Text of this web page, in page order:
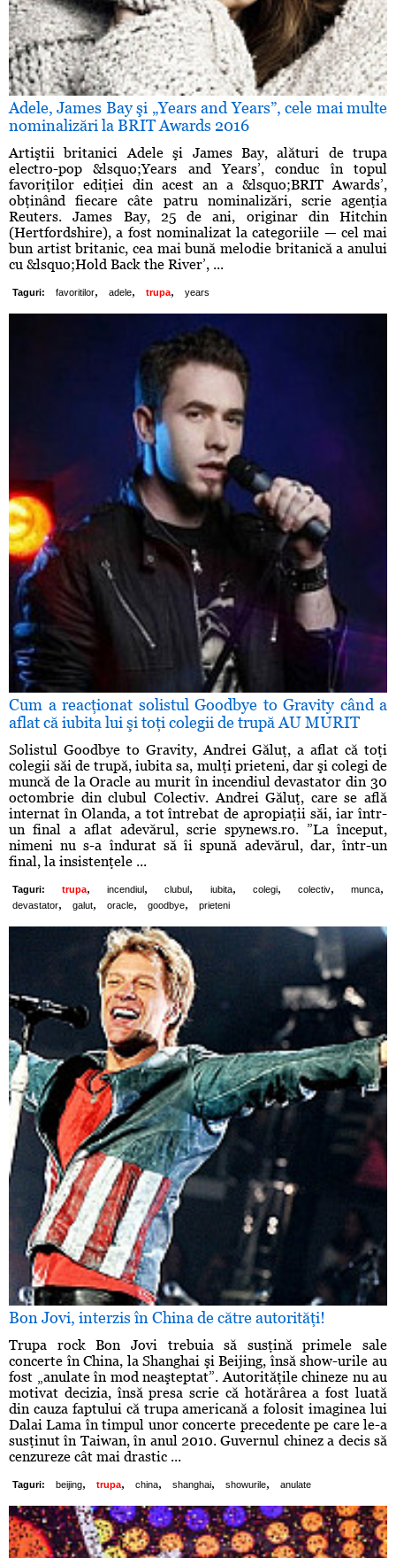
Adele, James Bay şi „Years and Years”, cele mai multe
nominalizări la BRIT Awards 2016
Artiştii britanici Adele şi James Bay, alături de trupa
electro-pop &lsquo;Years and Years’, conduc în topul
favoriţilor ediţiei din acest an a &lsquo;BRIT Awards’,
obţinând fiecare câte patru nominalizări, scrie agenţia
Reuters. James Bay, 25 de ani, originar din Hitchin
(Hertfordshire), a fost nominalizat la categoriile — cel mai
bun artist britanic, cea mai bună melodie britanică a anului
cu &lsquo;Hold Back the River’, ...
Taguri: favoritilor, adele, trupa, years
Cum a reacţionat solistul Goodbye to Gravity când a
aflat că iubita lui şi toţi colegii de trupă AU MURIT
Solistul Goodbye to Gravity, Andrei Găluţ, a aflat că toţi
colegii săi de trupă, iubita sa, mulţi prieteni, dar şi colegi de
muncă de la Oracle au murit în incendiul devastator din 30
octombrie din clubul Colectiv. Andrei Găluţ, care se află
internat în Olanda, a tot întrebat de apropiaţii săi, iar într-
un final a aflat adevărul, scrie spynews.ro. ”La început,
nimeni nu s-a îndurat să îi spună adevărul, dar, într-un
final, la insistenţele ...
Taguri: trupa, incendiul , clubul , iubita, colegi, colectiv, munca,
devastator, galut, oracle, goodbye, prieteni
Bon Jovi, interzis în China de către autorităţi!
Trupa rock Bon Jovi trebuia să susţină primele sale
concerte în China, la Shanghai şi Beijing, însă show-urile au
fost „anulate în mod neaşteptat”. Autorităţile chineze nu au
motivat decizia, însă presa scrie că hotărârea a fost luată
din cauza faptului că trupa americană a folosit imaginea lui
Dalai Lama în timpul unor concerte precedente pe care le-a
susţinut în Taiwan, în anul 2010. Guvernul chinez a decis să
cenzureze cât mai drastic ...
Taguri: beijing, trupa, china, shanghai, showurile, anulate